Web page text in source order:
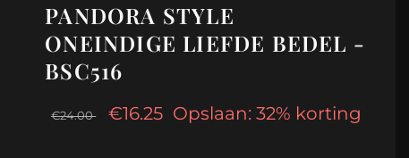
PANDORA STYLE
ONEINDIGE LIEFDE BEDEL -
BSC516
€24.00 €16.25 Opslaan: 32% korting